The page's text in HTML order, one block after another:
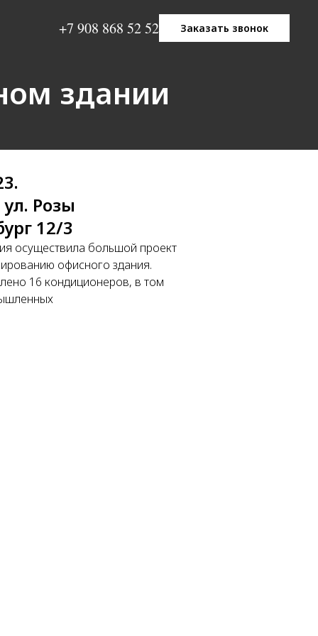
+7 908 868 52 52 Заказать звонок
здании
Розы
12/3
осуществила большой проект
офисного здания.
16 кондиционеров, в том